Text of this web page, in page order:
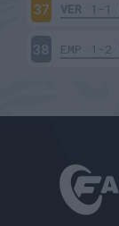
37 VER 1-1
38 EMP 1-2